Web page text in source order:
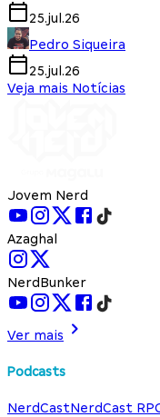
25.jul.26
Pedro Siqueira
25.jul.26
Veja mais Notícias
Jovem Nerd
Azaghal
NerdBunker
Ver mais
Podcasts
NerdCastNerdCast